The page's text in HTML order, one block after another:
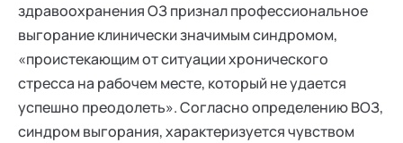
здравоохранения ОЗ признал профессиональное
выгорание клинически значимым синдромом,
«проистекающим от ситуации хронического
стресса на рабочем месте, который не удается
успешно преодолеть». Согласно определению ВОЗ,
синдром выгорания, характеризуется чувством